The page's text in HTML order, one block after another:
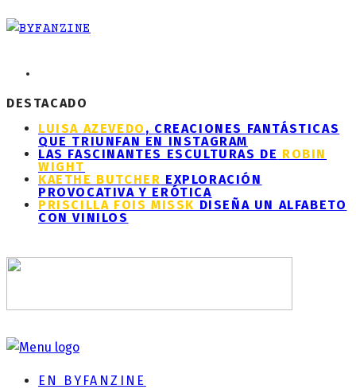
DESTACADO
LUISA AZEVEDO , CREACIONES FANTÁSTICAS
QUE TRIUNFAN EN INSTAGRAM
LAS FASCINANTES ESCULTURAS DE ROBIN
WIGHT
KAETHE BUTCHER EXPLORACIÓN
PROVOCATIVA Y ERÓTICA
PRISCILLA FOIS MISSK DISEÑA UN ALFABETO
CON VINILOS
EN BYFANZINE